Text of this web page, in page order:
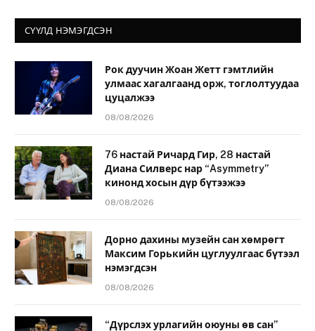
СҮҮЛД НЭМЭГДСЭН
Рок дуучин Жоан Жетт гэмтлийн
улмаас хагалгаанд орж, тоглолтуудаа
цуцалжээ
08/08/2026
76 настай Ричард Гир, 28 настай
Диана Силверс нар “Asymmetry”
кинонд хосын дүр бүтээжээ
08/08/2026
Дорно дахины музейн сан хөмрөгт
Максим Горькийн цуглуулгаас бүтээл
нэмэгдсэн
08/08/2026
“Дүрслэх урлагийн оюуны өв сан”